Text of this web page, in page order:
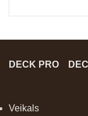
DECK PRO
Veikals